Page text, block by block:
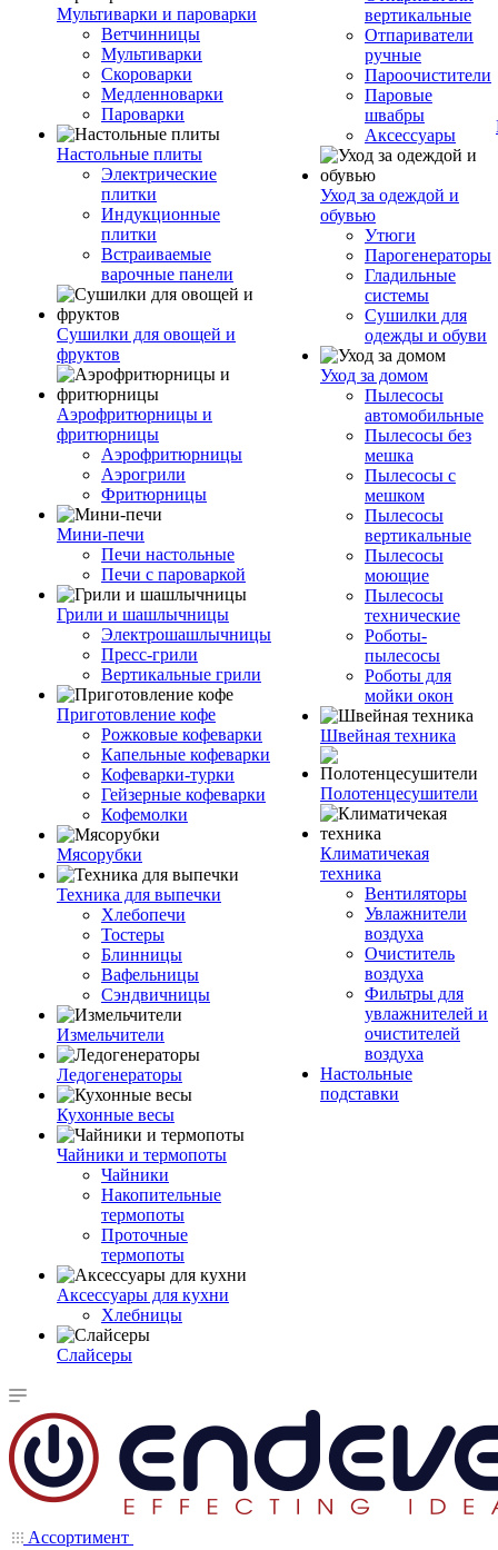
Мультиварки и пароварки
Ветчинницы
Мультиварки
Скороварки
Медленноварки
Пароварки
Настольные плиты
Электрические
плитки
Индукционные
плитки
Встраиваемые
варочные панели
Сушилки для овощей и
фруктов
Аэрофритюрницы и
фритюрницы
Аэрофритюрницы
Аэрогрили
Фритюрницы
Мини-печи
Печи настольные
Печи с пароваркой
Грили и шашлычницы
Электрошашлычницы
Пресс-грили
Вертикальные грили
Приготовление кофе
Рожковые кофеварки
Капельные кофеварки
Кофеварки-турки
Гейзерные кофеварки
Кофемолки
Мясорубки
Техника для выпечки
Хлебопечи
Тостеры
Блинницы
Вафельницы
Сэндвичницы
Измельчители
Ледогенераторы
Кухонные весы
Чайники и термопоты
Чайники
Накопительные
термопоты
Проточные
термопоты
Аксессуары для кухни
Хлебницы
Слайсеры
вертикальные
Отпариватели
ручные
Пароочистители
Паровые
швабры
Аксессуары
Уход за одеждой и
обувью
Утюги
Парогенераторы
Гладильные
системы
Сушилки для
одежды и обуви
Уход за домом
Пылесосы
автомобильные
Пылесосы без
мешка
Пылесосы с
мешком
Пылесосы
вертикальные
Пылесосы
моющие
Пылесосы
технические
Роботы-
пылесосы
Роботы для
мойки окон
Швейная техника
Полотенцесушители
Климатичекая
техника
Вентиляторы
Увлажнители
воздуха
Очиститель
воздуха
Фильтры для
увлажнителей и
очистителей
воздуха
Настольные
подставки
Ассортимент